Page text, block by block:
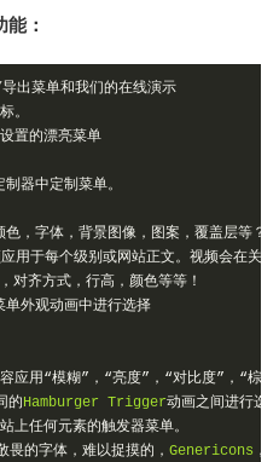
：
出菜单和我们的在线演示
。
置的漂亮菜单
器中定制菜单。
，字体，背景图像，图案，覆盖层等？
用于每个级别或网站正文。视频会在关
对齐方式，行高，颜色等等！
单外观动画中进行选择
应用“模糊”，“亮度”，“对比度”，“棕
的Hamburger Trigger动画之间进行选
上任何元素的触发器菜单。
畏的字体，难以捉摸的， Genericons ，